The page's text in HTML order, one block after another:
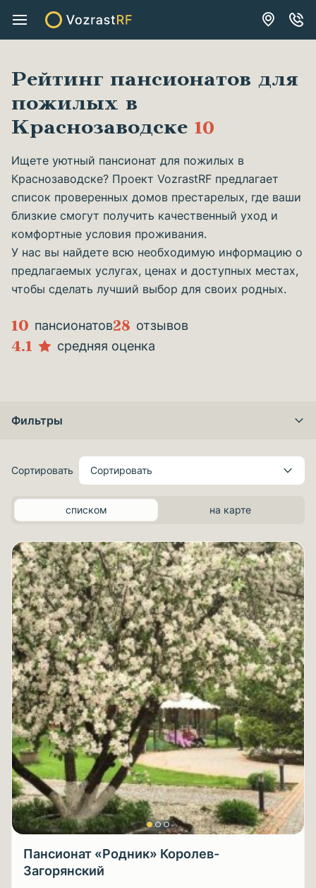
Рейтинг пансионатов для
пожилых в
Краснозаводске 10
Ищете уютный пансионат для пожилых в
Краснозаводске? Проект VozrastRF предлагает
список проверенных домов престарелых, где ваши
близкие смогут получить качественный уход и
комфортные условия проживания.
У нас вы найдете всю необходимую информацию о
предлагаемых услугах, ценах и доступных местах,
чтобы сделать лучший выбор для своих родных.
10 пансионатов28 отзывов
4.1 средняя оценка
Фильтры
Сортировать Сортировать
списком на карте
Пансионат «Родник» Королев-
Загорянский